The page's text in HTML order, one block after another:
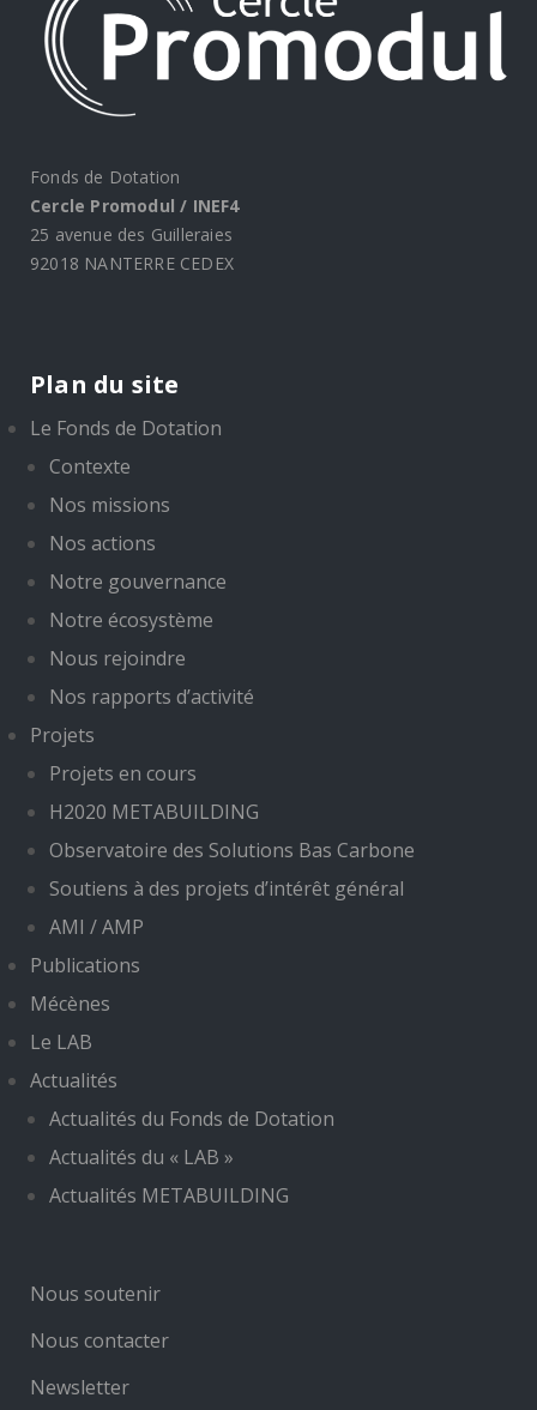
Fonds de Dotation
Cercle Promodul / INEF4
25 avenue des Guilleraies
92018 NANTERRE CEDEX
Plan du site
Le Fonds de Dotation
Contexte
Nos missions
Nos actions
Notre gouvernance
Notre écosystème
Nous rejoindre
Nos rapports d’activité
Projets
Projets en cours
H2020 METABUILDING
Observatoire des Solutions Bas Carbone
Soutiens à des projets d’intérêt général
AMI / AMP
Publications
Mécènes
Le LAB
Actualités
Actualités du Fonds de Dotation
Actualités du « LAB »
Actualités METABUILDING
Nous soutenir
Nous contacter
Newsletter